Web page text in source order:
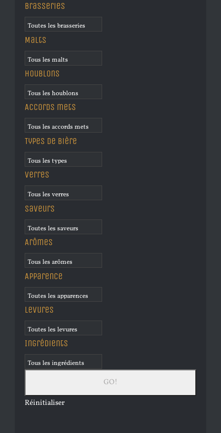
Brasseries
Malts
Houblons
Accords mets
Types de bière
Verres
Saveurs
Arômes
Apparence
Levures
Ingrédients
Réinitialiser